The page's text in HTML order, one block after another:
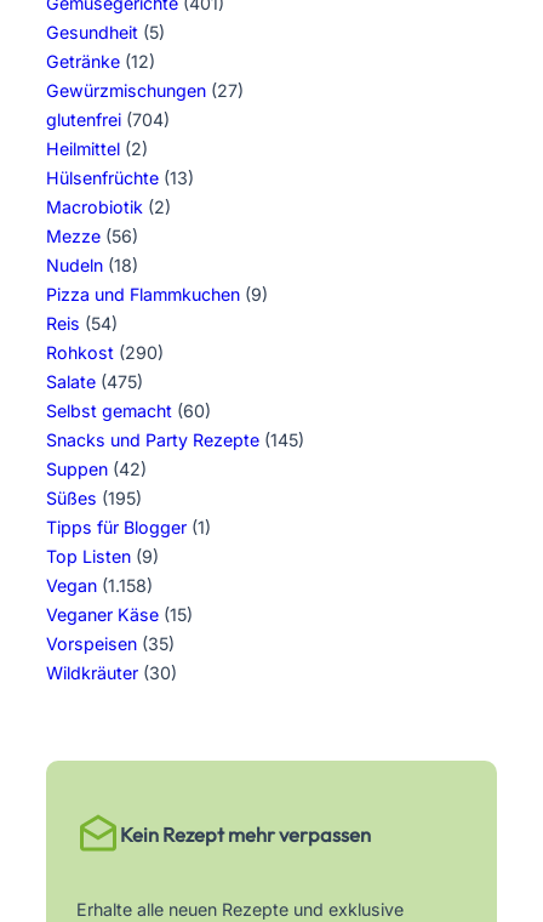
Gesundheit (5)
Getränke (12)
Gewürzmischungen (27)
glutenfrei (704)
Heilmittel (2)
Hülsenfrüchte (13)
Macrobiotik (2)
Mezze (56)
Nudeln (18)
Pizza und Flammkuchen (9)
Reis (54)
Rohkost (290)
Salate (475)
Selbst gemacht (60)
Snacks und Party Rezepte (145)
Suppen (42)
Süßes (195)
Tipps für Blogger (1)
Top Listen (9)
Vegan (1.158)
Veganer Käse (15)
Vorspeisen (35)
Wildkräuter (30)
Kein Rezept mehr verpassen
Erhalte alle neuen Rezepte und exklusive